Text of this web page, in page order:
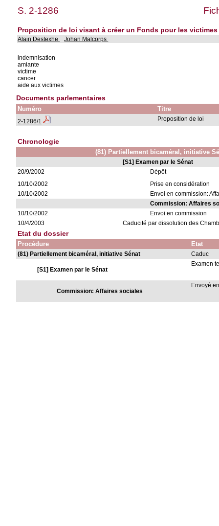
S. 2-1286
Proposition de loi visant à créer un Fonds pour les victimes
Alain Destexhe Johan Malcorps
indemnisation
amiante
victime
cancer
aide aux victimes
Documents parlementaires
Numéro Titre
2-1286/1 Proposition de loi
Chronologie
(81) Partiellement bicaméral, initiative
[S1] Examen par le Sénat
20/9/2002
Dépôt
10/10/2002
Prise en considération
10/10/2002
Envoi en commission:
Commission: Affaires
10/10/2002
Envoi en commission
10/4/2003
Caducité par dissolution des
Etat du dossier
Procédure Etat
(81) Partiellement bicaméral, initiative Sénat Caduc
[S1] Examen par le Sénat
Examen
Commission: Affaires sociales
Envoyé